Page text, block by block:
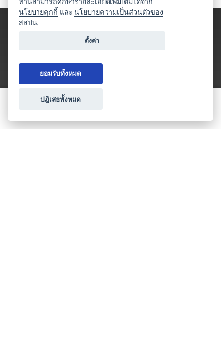
ประเภทธุรกิจไมซ์
นโยบายคุกกี้ และนโยบายความเป็นส่วนตัวของ
สสปน.
ตั้งค่า
ยอมรับทั้งหมด
ปฎิเสธทั้งหมด